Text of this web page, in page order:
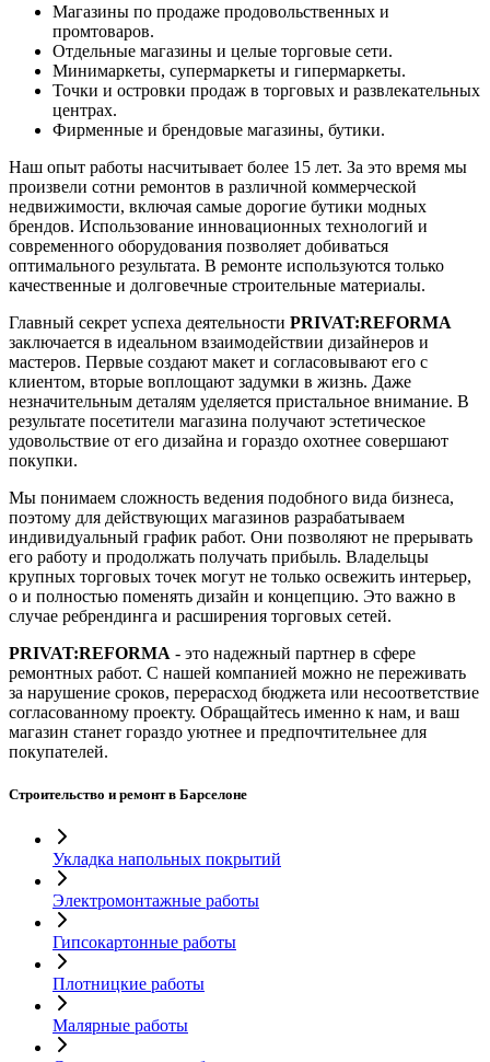
Магазины по продаже продовольственных и
промтоваров.
Отдельные магазины и целые торговые сети.
Минимаркеты, супермаркеты и гипермаркеты.
Точки и островки продаж в торговых и развлекательных
центрах.
Фирменные и брендовые магазины, бутики.
Наш опыт работы насчитывает более 15 лет. За это время мы
произвели сотни ремонтов в различной коммерческой
недвижимости, включая самые дорогие бутики модных
брендов. Использование инновационных технологий и
современного оборудования позволяет добиваться
оптимального результата. В ремонте используются только
качественные и долговечные строительные материалы.
Главный секрет успеха деятельности PRIVAT:REFORMA
заключается в идеальном взаимодействии дизайнеров и
мастеров. Первые создают макет и согласовывают его с
клиентом, вторые воплощают задумки в жизнь. Даже
незначительным деталям уделяется пристальное внимание. В
результате посетители магазина получают эстетическое
удовольствие от его дизайна и гораздо охотнее совершают
покупки.
Мы понимаем сложность ведения подобного вида бизнеса,
поэтому для действующих магазинов разрабатываем
индивидуальный график работ. Они позволяют не прерывать
его работу и продолжать получать прибыль. Владельцы
крупных торговых точек могут не только освежить интерьер,
о и полностью поменять дизайн и концепцию. Это важно в
случае ребрендинга и расширения торговых сетей.
PRIVAT:REFORMA - это надежный партнер в сфере
ремонтных работ. С нашей компанией можно не переживать
за нарушение сроков, перерасход бюджета или несоответствие
согласованному проекту. Обращайтесь именно к нам, и ваш
магазин станет гораздо уютнее и предпочтительнее для
покупателей.
Строительство и ремонт в Барселоне
Укладка напольных покрытий
Электромонтажные работы
Гипсокартонные работы
Плотницкие работы
Малярные работы